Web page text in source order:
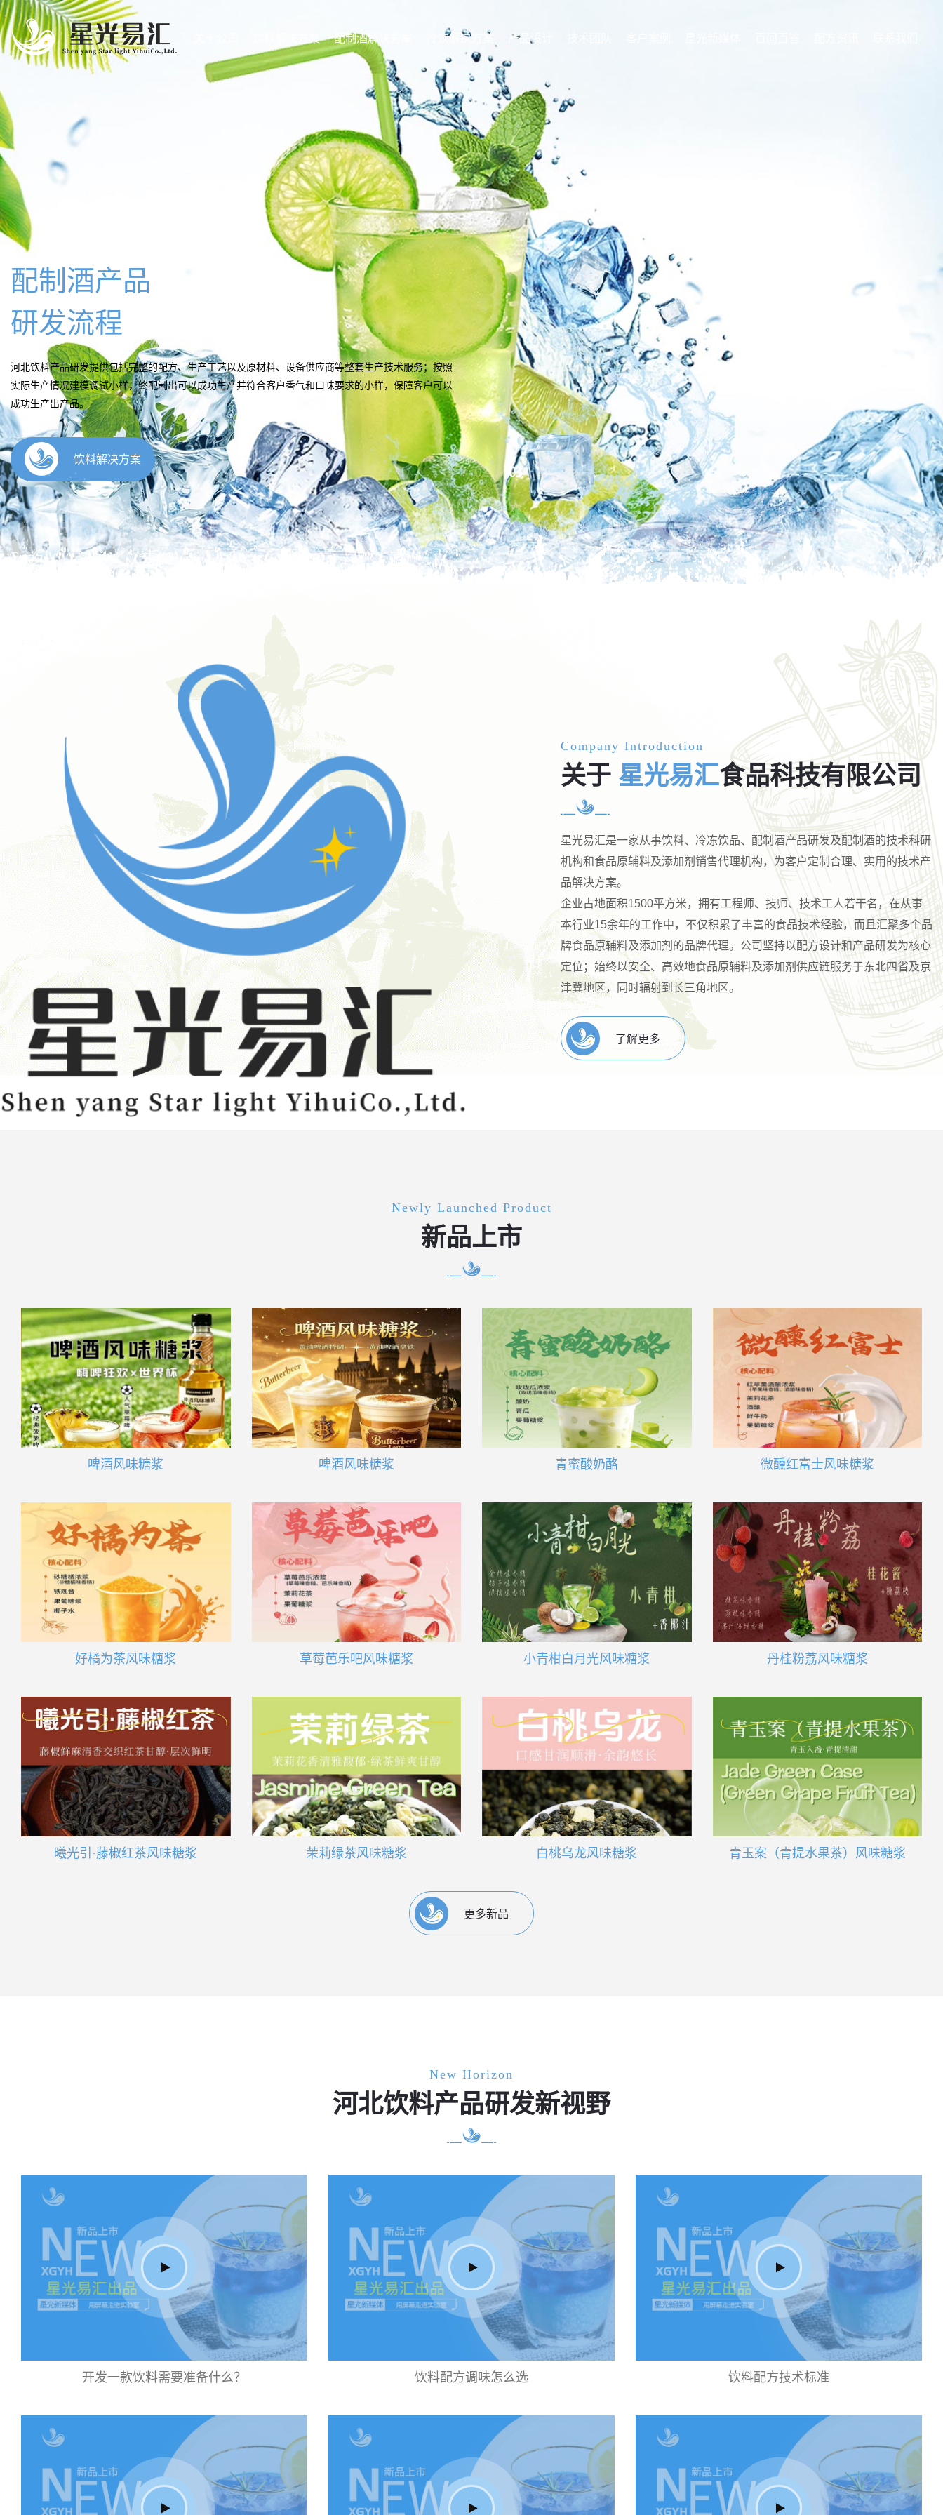
饮料解决方案 配制酒解决方案 冷饮解决方案 产品设计
配制酒产品
研发流程
河北饮料产品研发提供包括完整的配方、生产工艺以及原材料、设备供应商等整套生产技术服务；按照
实际生产情况建模调试小样，终配制出可以成功生产并符合客户香气和口味要求的小样，保障客户可以
成功生产出产品。
饮料解决方案
Company Introduction
关于 星光易汇食品科技有限公司
星光易汇是一家从事饮料、冷冻饮品、配制酒产品研发及配制酒的技术科研
机构和食品原辅料及添加剂销售代理机构，为客户定制合理、实用的技术产
品解决方案。
企业占地面积1500平方米，拥有工程师、技师、技术工人若干名，在从事
本行业15余年的工作中，不仅积累了丰富的食品技术经验，而且汇聚多个品
牌食品原辅料及添加剂的品牌代理。公司坚持以配方设计和产品研发为核心
定位；始终以安全、高效地食品原辅料及添加剂供应链服务于东北四省及京
津冀地区，同时辐射到长三角地区。
了解更多
Newly Launched Product
新品上市
啤酒风味糖浆 啤酒风味糖浆 青蜜酸奶酪 微醺红富士风味糖浆
好橘为茶风味糖浆 草莓芭乐吧风味糖浆 小青柑白月光风味糖浆 丹桂粉荔风味糖浆
曦光引·藤椒红茶风味糖浆 茉莉绿茶风味糖浆 白桃乌龙风味糖浆 青玉案（青提水果茶）风味糖浆
更多新品
New Horizon
河北饮料产品研发新视野
开发一款饮料需要准备什么？ 饮料配方调味怎么选 饮料配方技术标准